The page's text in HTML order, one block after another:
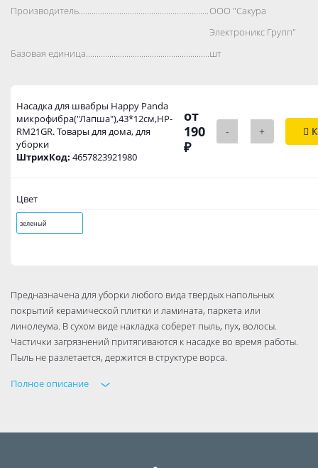
Производитель..................................................................................
ООО "Сакура
Электроникс Групп"
Базовая единица..................................................................................
шт
Насадка для швабры Happy Panda
микрофибра("Лапша"),43*12см,HP-
RM21GR. Товары для дома, для
уборки
ШтрихКод: 4657823921980
от
190
₽
- +
Цвет
зеленый
Предназначена для уборки любого вида твердых напольных
покрытий керамической плитки и ламината, паркета или
линолеума. В сухом виде накладка соберет пыль, пух, волосы.
Частички загрязнений притягиваются к насадке во время работы.
Пыль не разлетается, держится в структуре ворса.
Полное описание